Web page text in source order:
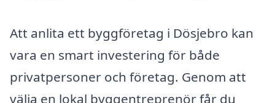
Att anlita ett byggföretag i Dösjebro kan
vara en smart investering för både
privatpersoner och företag. Genom att
välja en lokal byggentreprenör får du